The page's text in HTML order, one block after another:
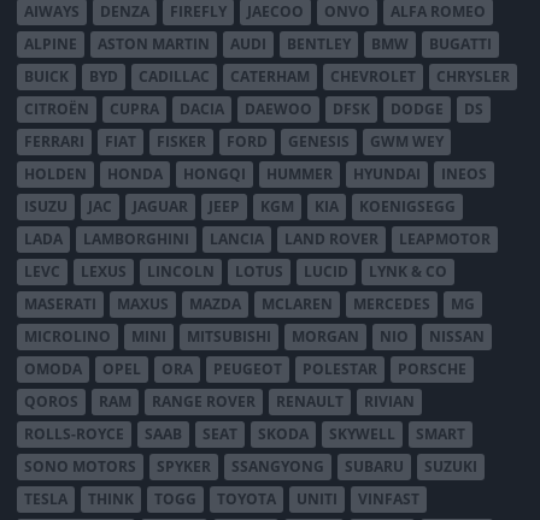
AIWAYS DENZA FIREFLY JAECOO ONVO
ALFA ROMEO
ALPINE
ASTON MARTIN AUDI BENTLEY BMW
BUGATTI
BUICK
BYD CADILLAC CATERHAM CHEVROLET
CHRYSLER
CITROËN
CUPRA DACIA DAEWOO DFSK DODGE
DS
FERRARI
FIAT FISKER FORD GENESIS
GWM WEY
HOLDEN
HONDA HONGQI HUMMER HYUNDAI
INEOS
ISUZU
JAC JAGUAR JEEP KGM KIA
KOENIGSEGG
LADA
LAMBORGHINI LANCIA LAND ROVER
LEAPMOTOR
LEVC
LEXUS LINCOLN LOTUS LUCID
LYNK & CO
MASERATI
MAXUS MAZDA MCLAREN MERCEDES
MG
MICROLINO
MINI MITSUBISHI MORGAN NIO
NISSAN
OMODA
OPEL ORA PEUGEOT POLESTAR
PORSCHE
QOROS
RAM RANGE ROVER RENAULT
RIVIAN
ROLLS-ROYCE
SAAB SEAT SKODA SKYWELL
SMART
SONO MOTORS
SPYKER SSANGYONG SUBARU
SUZUKI
TESLA
THINK TOGG TOYOTA UNITI VINFAST